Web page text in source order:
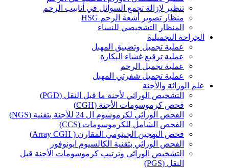
تنظير لإزالة تجمع السوائل في أنابيب الرحم
منظار تصوير أشعة الرحم HSG
المنظار التشخيصي للنساء
الجراحة التجميلية
عملية تجميل وتضييق المهبل
عملية ترقيع غشاء البكارة
عملية تجميل الرحم
عملية تجميل شفرتي المهبل
علم الوراثة والأجنة
التشخيص الوراثي لأجنة ما قبل النقل (PGD)
فحص كرموسومات الأجنة (CGH)
الفحص الوراثي لكرموسوم ال 24 للأجنة بتقنية (NGS)
الفحص الشامل للكرموسومات (CCS)
فحص التهجين الجينومي المقارن ( Array CGH)
الفحص الوراثي بتقنية الكالسيوم ايونوفور
التشخيص الوراثي وترتيب كرموسومات الأجنة قبل
النقل (PGS)